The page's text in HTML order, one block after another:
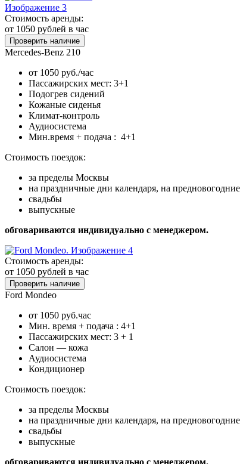
Стоимость аренды:
от 1050 рублей в час
Проверить наличие
Mercedes-Benz 210
от 1050 руб./час
Пассажирских мест: 3+1
Подогрев сидений
Кожаные сиденья
Климат-контроль
Аудиосистема
Мин.время + подача : 4+1
Стоимость поездок:
за пределы Москвы
на праздничные дни календаря, на
свадьбы
выпускные
обговариваются индивидуально с менеджером.
Стоимость аренды:
от 1050 рублей в час
Проверить наличие
Ford Mondeo
от 1050 руб.час
Мин. время + подача : 4+1
Пассажирских мест: 3 + 1
Салон — кожа
Аудиосистема
Кондиционер
Стоимость поездок:
за пределы Москвы
на праздничные дни календаря, на
свадьбы
выпускные
обговариваются индивидуально с менеджером.